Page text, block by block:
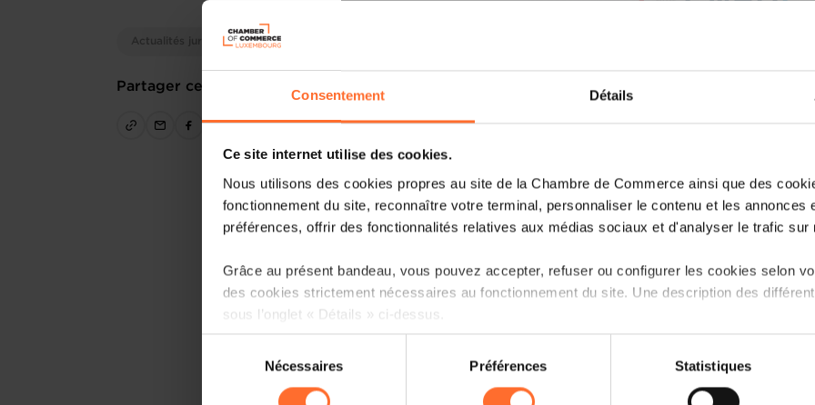
Consentement Détails
Ce site internet utilise des cookies.
Nous utilisons des cookies propres au site de la Chambre de Commerce ainsi que des
fonctionnement du site, reconnaître votre terminal, personnaliser le contenu et les annonces
préférences, offrir des fonctionnalités relatives aux médias sociaux et d'analyser le trafic sur
Grâce au présent bandeau, vous pouvez accepter, refuser ou configurer les cookies selon
des cookies strictement nécessaires au fonctionnement du site. Une description des
sous l’onglet « Détails » ci-dessus.
Il est précisé que la navigation sur le site et certaines fonctionnalités (ex : lecture de vidéos,
sociaux, sauvegarde des préférences de lecture vidéo, personnalisation de l’affichage du
cas de refus de tous les cookies ou des cookies non nécessaires.
consentement
Nécessaires Préférences Statistiques
Actualités juridiques
Partager cet article
La Chambre de Commerce attire
nationale pour la protection des
documents d'identité des clients.
d'hébergement, les exploitants
l'exactitude des informations fournies